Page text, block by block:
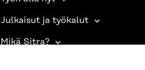
Julkaisut ja työkalut
Mikä Sitra?